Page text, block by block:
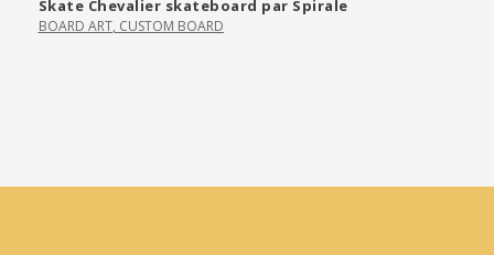
Skate Chevalier skateboard par Spirale
BOARD ART, CUSTOM BOARD